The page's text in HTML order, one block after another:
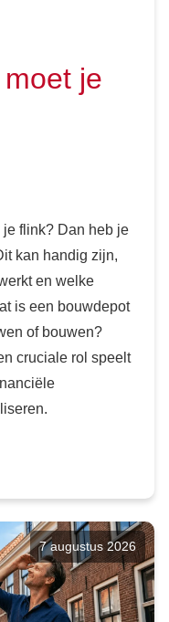
je
flink? Dan heb je
kan handig zijn,
en welke
is een bouwdepot
of bouwen?
cruciale rol speelt
7 augustus 2026